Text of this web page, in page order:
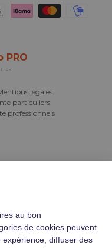
PRO
légales
particuliers
professionnels